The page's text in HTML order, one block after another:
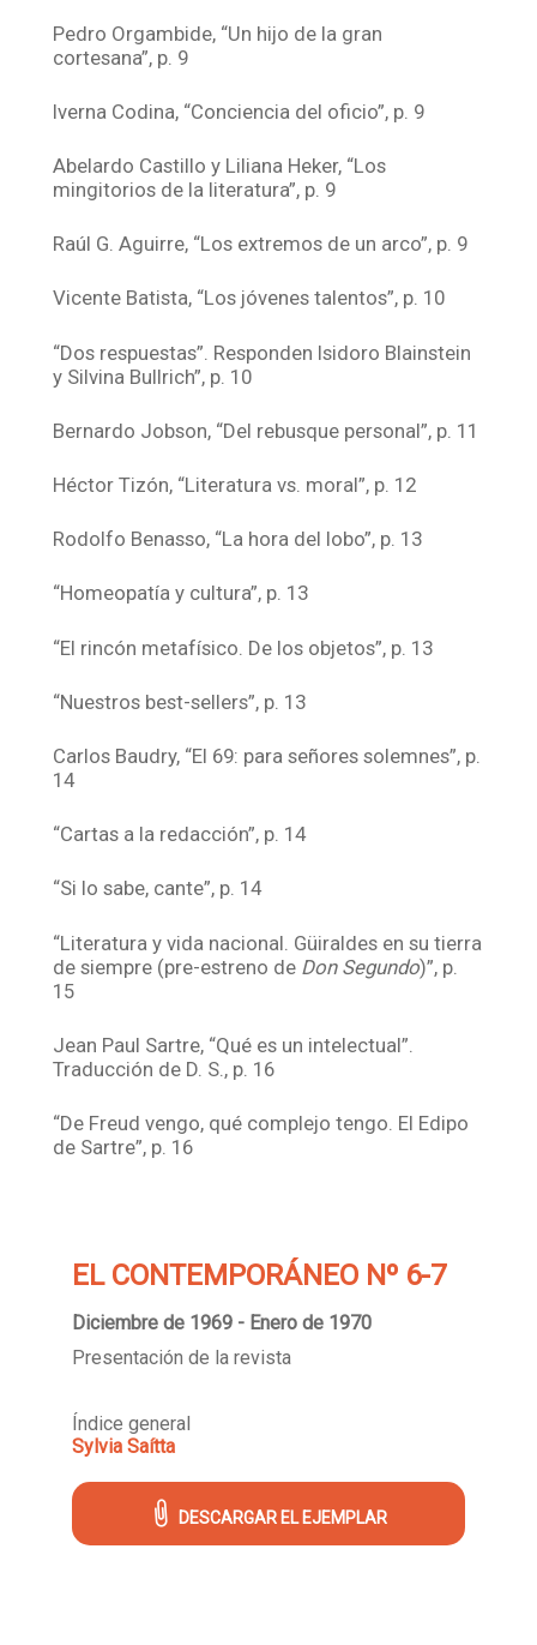
Pedro Orgambide, “Un hijo de la gran
cortesana”, p. 9
Iverna Codina, “Conciencia del oficio”, p. 9
Abelardo Castillo y Liliana Heker, “Los
mingitorios de la literatura”, p. 9
Raúl G. Aguirre, “Los extremos de un arco”, p. 9
Vicente Batista, “Los jóvenes talentos”, p. 10
“Dos respuestas”. Responden Isidoro Blainstein
y Silvina Bullrich”, p. 10
Bernardo Jobson, “Del rebusque personal”, p. 11
Héctor Tizón, “Literatura vs. moral”, p. 12
Rodolfo Benasso, “La hora del lobo”, p. 13
“Homeopatía y cultura”, p. 13
“El rincón metafísico. De los objetos”, p. 13
“Nuestros best-sellers”, p. 13
Carlos Baudry, “El 69: para señores solemnes”, p.
14
“Cartas a la redacción”, p. 14
“Si lo sabe, cante”, p. 14
“Literatura y vida nacional. Güiraldes en su tierra
de siempre (pre-estreno de Don Segundo)”, p.
15
Jean Paul Sartre, “Qué es un intelectual”.
Traducción de D. S., p. 16
“De Freud vengo, qué complejo tengo. El Edipo
de Sartre”, p. 16
EL CONTEMPORÁNEO Nº 6-7
Diciembre de 1969 - Enero de 1970
Presentación de la revista
Índice general
Sylvia Saítta
DESCARGAR EL EJEMPLAR